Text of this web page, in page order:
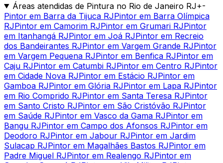
Áreas atendidas de Pintura no Rio de Janeiro RJ+-
Pintor em Barra da Tijuca RJPintor em Barra Olímpica
RJPintor em Camorim RJPintor em Grumari RJPintor
em Itanhangá RJPintor em Joá RJPintor em Recreio
dos Bandeirantes RJPintor em Vargem Grande RJPintor
em Vargem Pequena RJPintor em Benfica RJPintor em
Caju RJPintor em Catumbi RJPintor em Centro RJPintor
em Cidade Nova RJPintor em Estácio RJPintor em
Gamboa RJPintor em Glória RJPintor em Lapa RJPintor
em Rio Comprido RJPintor em Santa Teresa RJPintor
em Santo Cristo RJPintor em São Cristóvão RJPintor
em Saúde RJPintor em Vasco da Gama RJPintor em
Bangu RJPintor em Campo dos Afonsos RJPintor em
Deodoro RJPintor em Jabour RJPintor em Jardim
Sulacap RJPintor em Magalhães Bastos RJPintor em
Padre Miguel RJPintor em Realengo RJPintor em